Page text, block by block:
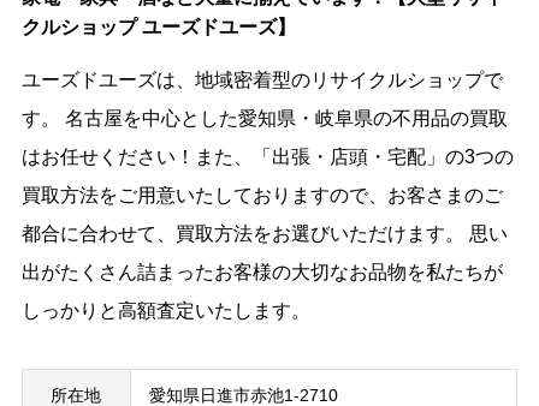
クルショップ ユーズドユーズ】
ユーズドユーズは、地域密着型のリサイクルショップで
す。 名古屋を中心とした愛知県・岐阜県の不用品の買取
はお任せください！また、「出張・店頭・宅配」の3つの
買取方法をご用意いたしておりますので、お客さまのご
都合に合わせて、買取方法をお選びいただけます。 思い
出がたくさん詰まったお客様の大切なお品物を私たちが
しっかりと高額査定いたします。
所在地 愛知県日進市赤池1-2710